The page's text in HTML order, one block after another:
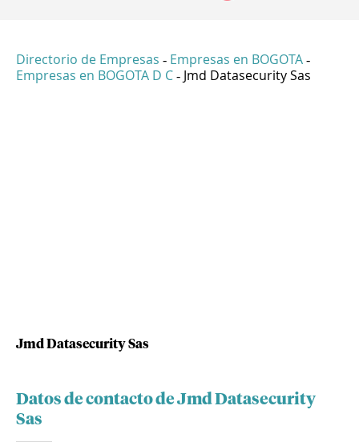
Directorio de Empresas - Empresas en BOGOTA -
Empresas en BOGOTA D C - Jmd Datasecurity Sas
Jmd Datasecurity Sas
Datos de contacto de Jmd Datasecurity
Sas